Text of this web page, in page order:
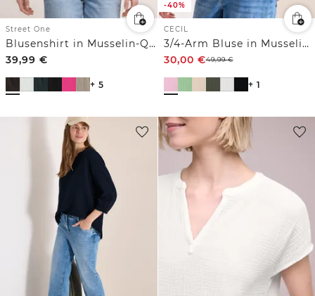
Street One
Blusenshirt in Musselin-Qualität
39,99 €
+ 5
-40%
CECIL
3/4-Arm Bluse in Musselin-Qualität
30,00 €49,99€
+ 1